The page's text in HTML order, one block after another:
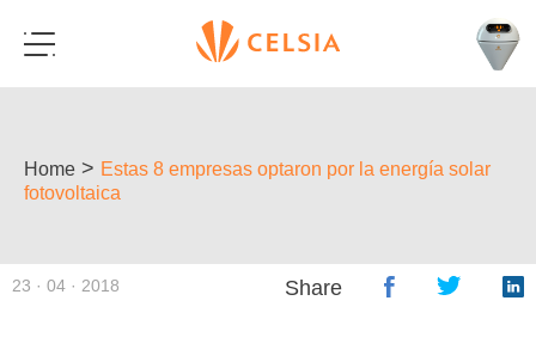
Home > Estas 8 empresas optaron por la energía solar
fotovoltaica
23 · 04 · 2018 Share